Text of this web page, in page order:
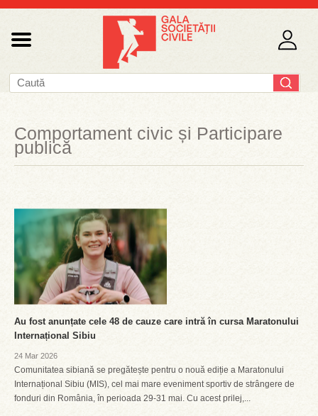
Comportament civic și Participare
publică
Au fost anunțate cele 48 de cauze care intră în cursa Maratonului
Internațional Sibiu
24 Mar 2026
Comunitatea sibiană se pregătește pentru o nouă ediție a Maratonului
Internațional Sibiu (MIS), cel mai mare eveniment sportiv de strângere de
fonduri din România, în perioada 29-31 mai. Cu acest prilej,...